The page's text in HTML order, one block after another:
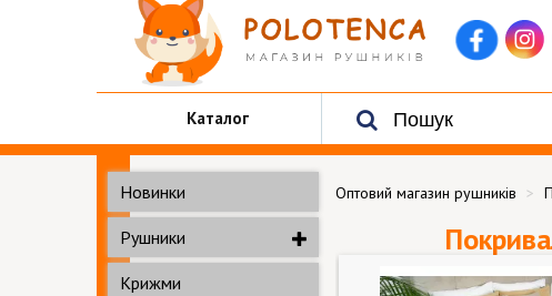
Каталог
Новинки
Рушники
Крижми
Оптовий магазин рушників